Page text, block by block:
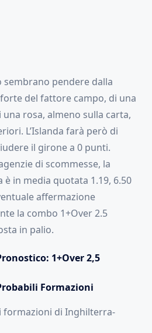
pendere dalla
del fattore campo, di una
rosa, almeno sulla carta,
L’Islanda farà però di
il girone a 0 punti.
di scommesse, la
in media quotata 1.19, 6.50
affermazione
la combo 1+Over 2.5
in palio.
1+Over 2,5
Formazioni
formazioni di Inghilterra-